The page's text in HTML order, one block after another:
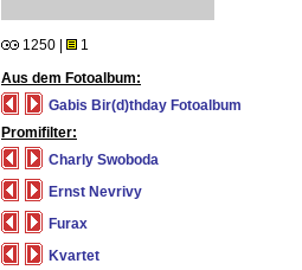
1250 |
1
Aus dem Fotoalbum:
Gabis Bir(d)thday Fotoalbum
Promifilter:
Charly Swoboda
Ernst Nevrivy
Furax
Kvartet